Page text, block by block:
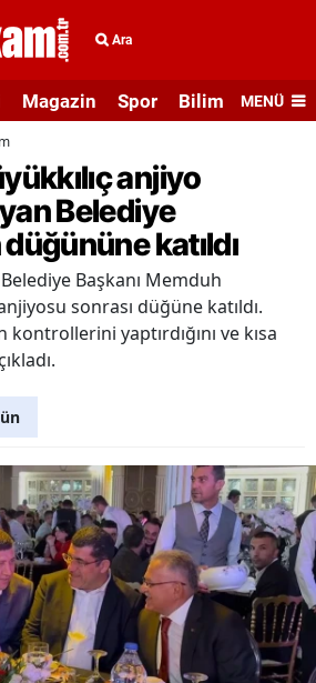
Ara
Magazin Spor Bilim veMENÜ
anjiyo
Belediye
katıldı
Başkanı Memduh
sonrası düğüne katıldı.
yaptırdığını ve kısa